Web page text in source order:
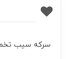
سرکه سیب تخمیری